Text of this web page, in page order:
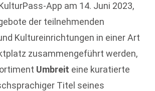
App am 14. Juni 2023,
der teilnehmenden
Kultureinrichtungen in einer Art
zusammengeführt werden,
Umbreit eine kuratierte
Titel seines